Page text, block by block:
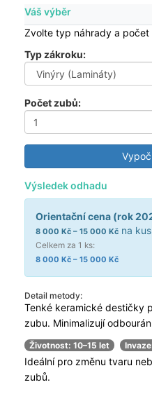
Váš výběr
Zvolte typ náhrady a
Typ zákroku:
Počet zubů:
Výsledek odhadu
Orientační cena (rok
8 000 Kč – 15 000 Kč na kus
Celkem za 1 ks:
8 000 Kč – 15 000 Kč
Detail metody:
Tenké keramické destičky
zubu. Minimalizují
Životnost: 10–15 let
Ideální pro změnu tvaru
zubů.